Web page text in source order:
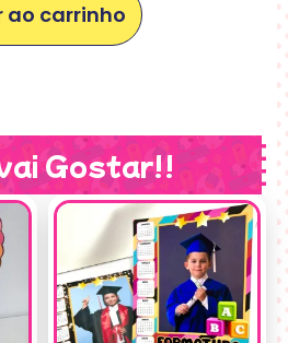
ao carrinho
Gostar!!